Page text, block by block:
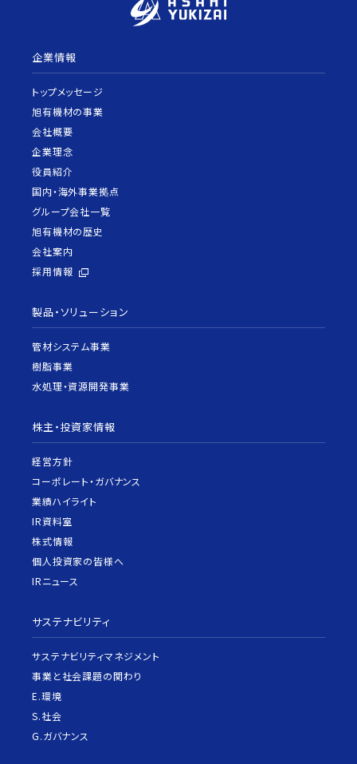
企業情報
トップメッセージ
旭有機材の事業
会社概要
企業理念
役員紹介
国内・海外事業拠点
グループ会社一覧
旭有機材の歴史
会社案内
採用情報
製品・ソリューション
管材システム事業
樹脂事業
水処理・資源開発事業
株主・投資家情報
経営方針
コーポレート・ガバナンス
業績ハイライト
IR資料室
株式情報
個人投資家の皆様へ
IRニュース
サステナビリティ
サステナビリティマネジメント
事業と社会課題の関わり
E.環境
S.社会
G.ガバナンス